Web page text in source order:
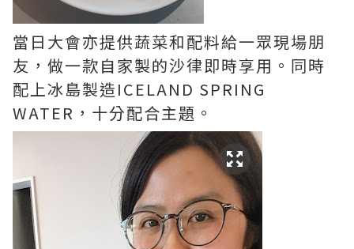
當日大會亦提供蔬菜和配料給一眾現場朋
友，做一款自家製的沙律即時享用。同時
配上冰島製造ICELAND SPRING
WATER，十分配合主題。